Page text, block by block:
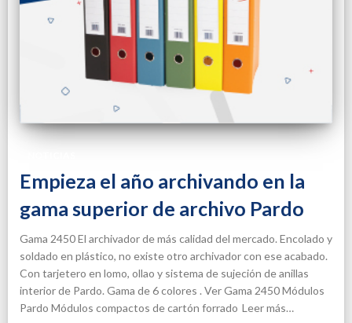
Empieza el año archivando en la
gama superior de archivo Pardo
Gama 2450 El archivador de más calidad del mercado. Encolado y
soldado en plástico, no existe otro archivador con ese acabado.
Con tarjetero en lomo, ollao y sistema de sujeción de anillas
interior de Pardo. Gama de 6 colores . Ver Gama 2450 Módulos
Pardo Módulos compactos de cartón forrado Leer más…